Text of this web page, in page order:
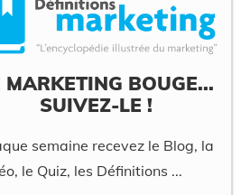
MARKETING BOUGE...
SUIVEZ-LE !
semaine recevez le Blog, la
le Quiz, les Définitions ...